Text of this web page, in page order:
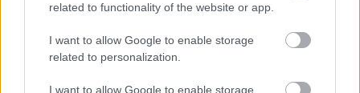
related to functionality of the website or app.
I want to allow Google to enable storage
related to personalization.
I want to allow Google to enable storage